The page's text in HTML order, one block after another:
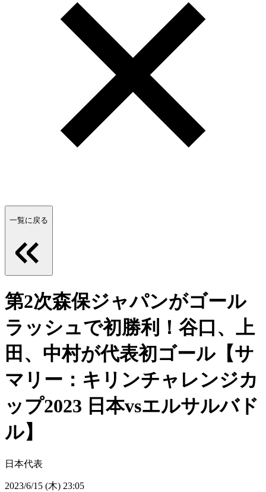
一覧に戻る
第2次森保ジャパンがゴール
ラッシュで初勝利！谷口、上
田、中村が代表初ゴール【サ
マリー：キリンチャレンジカ
ップ2023 日本vsエルサルバド
ル】
日本代表
2023/6/15 (木) 23:05